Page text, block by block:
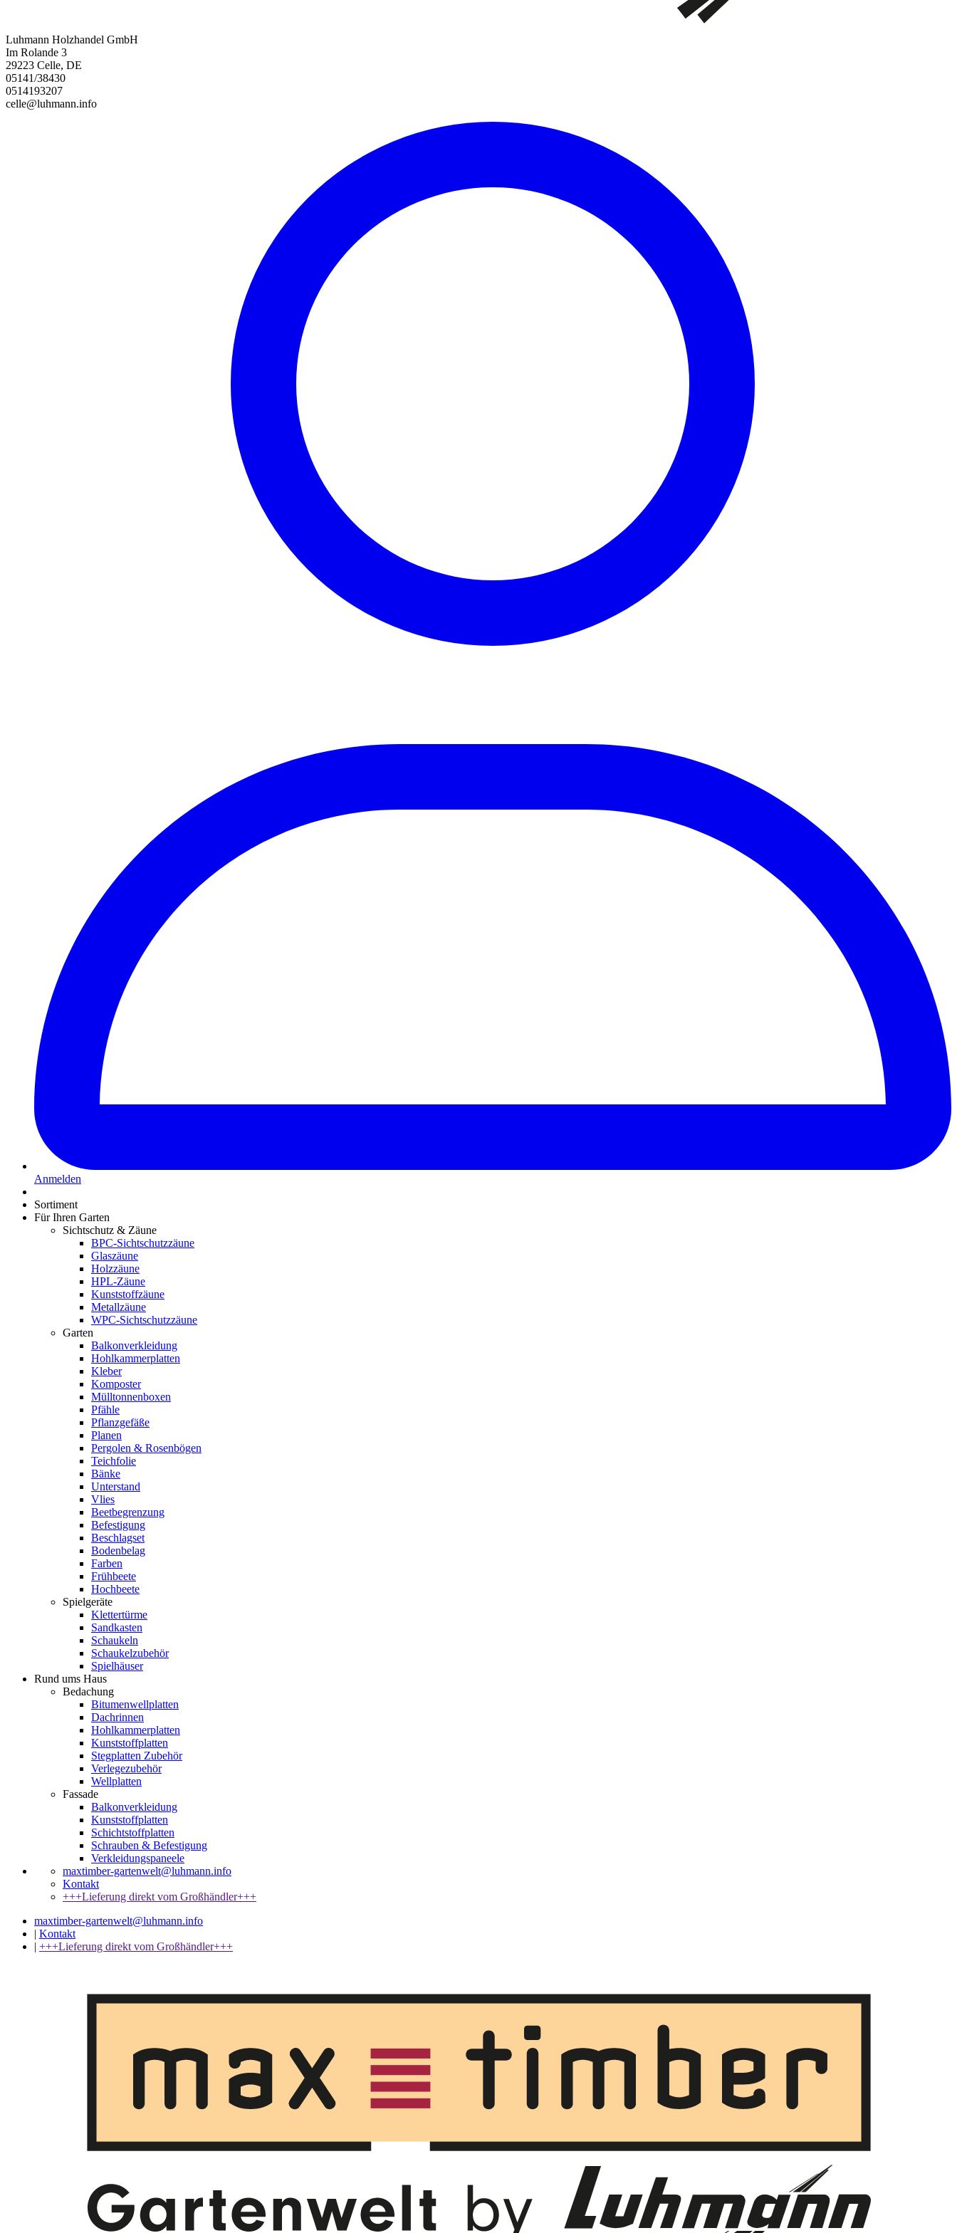
Luhmann Holzhandel GmbH
Im Rolande 3
29223 Celle, DE
05141/38430
0514193207
celle@luhmann.info
Anmelden
Sortiment
Für Ihren Garten
Sichtschutz & Zäune
BPC-Sichtschutzzäune
Glaszäune
Holzzäune
HPL-Zäune
Kunststoffzäune
Metallzäune
WPC-Sichtschutzzäune
Garten
Balkonverkleidung
Hohlkammerplatten
Kleber
Komposter
Mülltonnenboxen
Pfähle
Pflanzgefäße
Planen
Pergolen & Rosenbögen
Teichfolie
Bänke
Unterstand
Vlies
Beetbegrenzung
Befestigung
Beschlagset
Bodenbelag
Farben
Frühbeete
Hochbeete
Spielgeräte
Klettertürme
Sandkasten
Schaukeln
Schaukelzubehör
Spielhäuser
Rund ums Haus
Bedachung
Bitumenwellplatten
Dachrinnen
Hohlkammerplatten
Kunststoffplatten
Stegplatten Zubehör
Verlegezubehör
Wellplatten
Fassade
Balkonverkleidung
Kunststoffplatten
Schichtstoffplatten
Schrauben & Befestigung
Verkleidungspaneele
maxtimber-gartenwelt@luhmann.info
Kontakt
+++Lieferung direkt vom Großhändler+++
maxtimber-gartenwelt@luhmann.info
| Kontakt
| +++Lieferung direkt vom Großhändler+++